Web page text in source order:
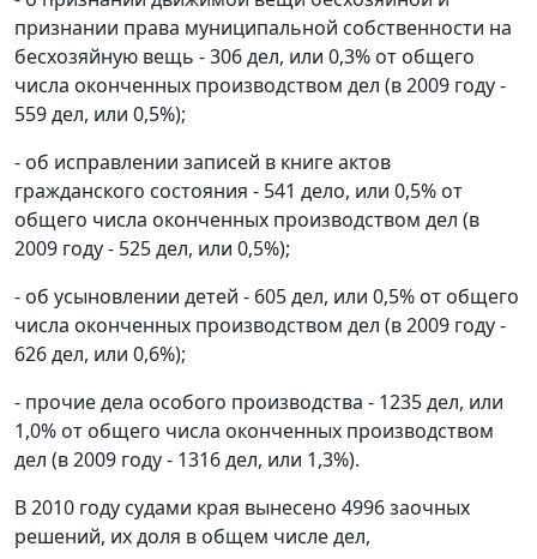
признании права муниципальной собственности на
бесхозяйную вещь - 306 дел, или 0,3% от общего
числа оконченных производством дел (в 2009 году -
559 дел, или 0,5%);
- об исправлении записей в книге актов
гражданского состояния - 541 дело, или 0,5% от
общего числа оконченных производством дел (в
2009 году - 525 дел, или 0,5%);
- об усыновлении детей - 605 дел, или 0,5% от общего
числа оконченных производством дел (в 2009 году -
626 дел, или 0,6%);
- прочие дела особого производства - 1235 дел, или
1,0% от общего числа оконченных производством
дел (в 2009 году - 1316 дел, или 1,3%).
В 2010 году судами края вынесено 4996 заочных
решений, их доля в общем числе дел,